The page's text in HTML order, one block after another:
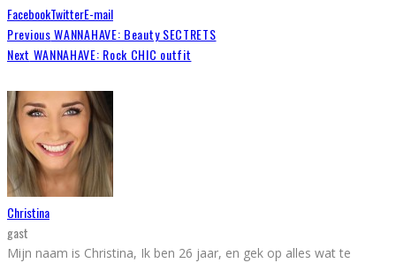
FacebookTwitterE-mail
PreviousWANNAHAVE: Beauty SECTRETS
Next WANNAHAVE: Rock CHIC outfit
Christina
gast
Mijn naam is Christina, Ik ben 26 jaar, en gek op alles wat te